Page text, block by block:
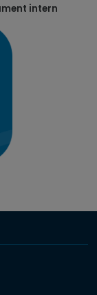
intern